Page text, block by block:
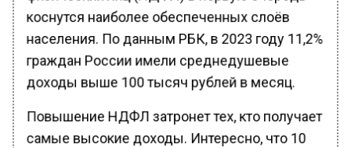
коснутся наиболее обеспеченных слоёв
населения. По данным РБК, в 2023 году 11,2%
граждан России имели среднедушевые
доходы выше 100 тысяч рублей в месяц.
Повышение НДФЛ затронет тех, кто получает
самые высокие доходы. Интересно, что 10